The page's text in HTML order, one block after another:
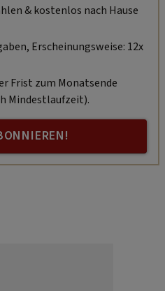
& kostenlos nach Hause
Erscheinungsweise: 12x
Frist zum Monatsende
Mindestlaufzeit).